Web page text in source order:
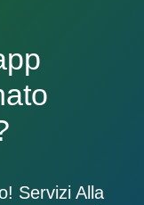
Servizi Alla